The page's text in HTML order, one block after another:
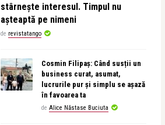
stârnește interesul. Timpul nu
așteaptă pe nimeni
de revistatango
Cosmin Filipaș: Când susții un
business curat, asumat,
lucrurile pur și simplu se așază
în favoarea ta
de Alice Năstase Buciuta